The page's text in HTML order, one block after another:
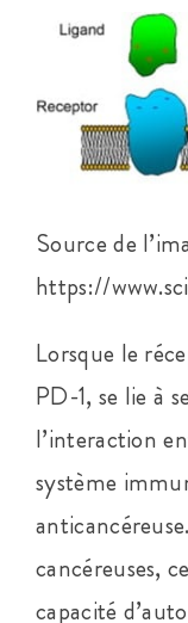
Source de
https://
Lorsque le
PD-1, se lie à
l’interaction
système
cancéreuses,
capacité